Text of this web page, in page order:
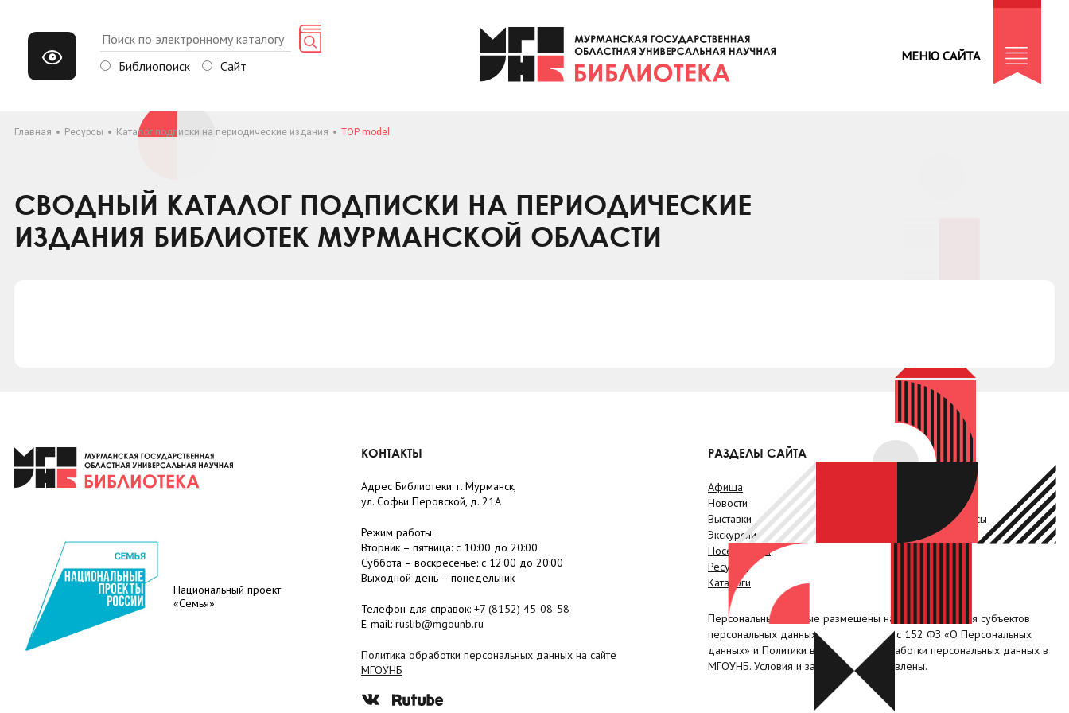
Библиопоиск Сайт
МЕНЮ САЙТА
Главная Ресурсы Каталог подписки на периодические издания TOP model
СВОДНЫЙ КАТАЛОГ ПОДПИСКИ НА ПЕРИОДИЧЕСКИЕ
ИЗДАНИЯ БИБЛИОТЕК МУРМАНСКОЙ ОБЛАСТИ
Национальный проект
«Семья»
КОНТАКТЫ
Адрес Библиотеки: г. Мурманск,
ул. Софьи Перовской, д. 21А
Режим работы:
Вторник – пятница: с 10:00 до 20:00
Суббота – воскресенье: c 12:00 до 20:00
Выходной день – понедельник
Телефон для справок: +7 (8152) 45-08-58
E-mail: ruslib@mgounb.ru
Политика обработки персональных данных на сайте
МГОУНБ
РАЗДЕЛЫ САЙТА
Афиша
Новости
Выставки
Экскурсии
Посетителям
Ресурсы
Каталоги
Проекты. Конкурсы
Видео
Персональные данные размещены на сайте с согласия субъектов
персональных данных, в соответствии с 152 ФЗ «О Персональных
данных» и Политики в отношении обработки персональных данных в
МГОУНБ. Условия и запреты не установлены.